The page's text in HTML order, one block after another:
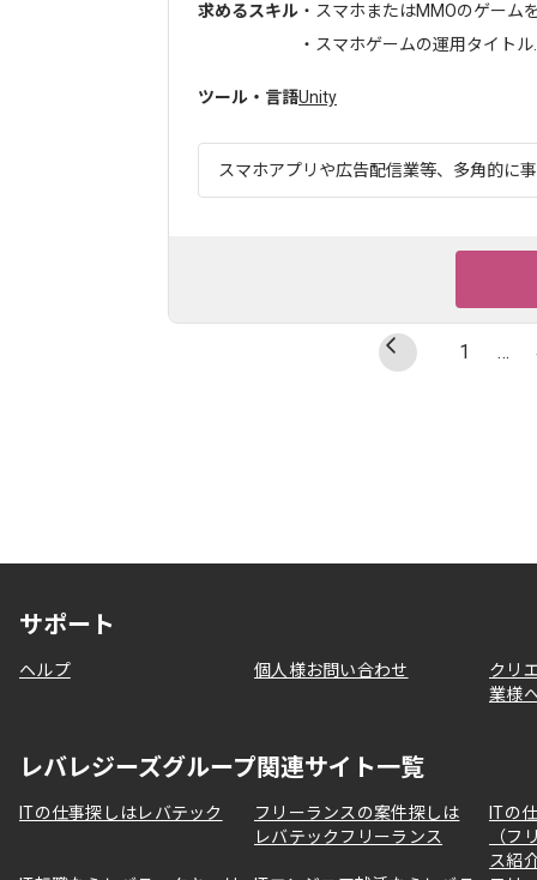
求めるスキル ・スマホまたはMMOのゲーム
・スマホゲームの運用タイトル
ツール・言語Unity
スマホアプリや広告配信業等、多角的に
1 …
サポート
ヘルプ 個人様お問い合わせ
クリ
業様
レバレジーズグループ関連サイト一覧
ITの仕事探しはレバテック
フリーランスの案件探しは
レバテックフリーランス
ITの
（フ
ス紹